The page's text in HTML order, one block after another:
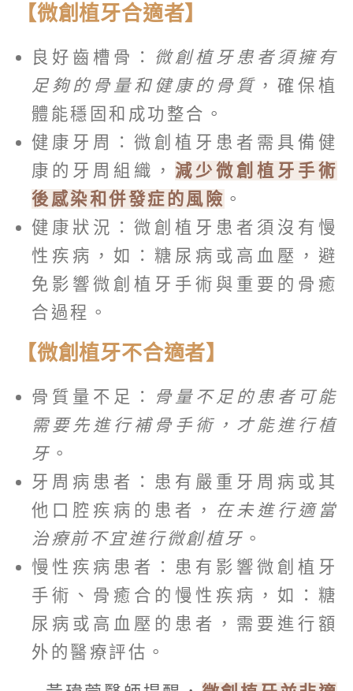
【微創植牙合適者】
良好齒槽骨： 微創植牙患者須擁有
足夠的骨量和健康的骨質 ，確保植
體能穩固和成功整合。
健康牙周：微創植牙患者需具備健
康的牙周組織， 減少微創植牙手術
後感染和併發症的風險 。
健康狀況：微創植牙患者須沒有慢
性疾病，如：糖尿病或高血壓，避
免影響微創植牙手術與重要的骨癒
合過程。
【微創植牙不合適者】
骨質量不足：
骨量不足的患者可能
需要先進行補骨手術，才能進行植
牙 。
牙周病患者：患有嚴重牙周病或其
他口腔疾病的患者， 在未進行適當
治療前不宜進行微創植牙 。
慢性疾病患者：患有影響微創植牙
手術、骨癒合的慢性疾病，如：糖
尿病或高血壓的患者，需要進行額
外的醫療評估。